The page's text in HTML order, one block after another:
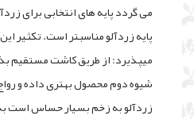
می گردد پایه های انتخابی برای
پایه زردآلو مناسبتر است. تکثیر
میپذیرد: از طریق کاشت مستقیم
شیوه دوم محصول بهتری داده و
زردآلو به زخم بسیار حساس است